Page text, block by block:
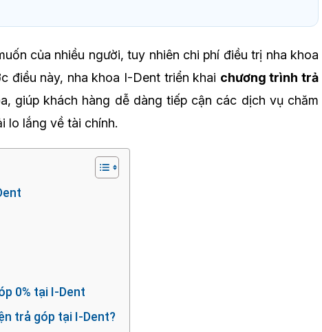
của nhiều người, tuy nhiên chi phí điều trị nha khoa
điều này, nha khoa I-Dent triển khai chương trình trả
giúp khách hàng dễ dàng tiếp cận các dịch vụ chăm
lo lắng về tài chính.
0% tại I-Dent
trả góp tại I-Dent?